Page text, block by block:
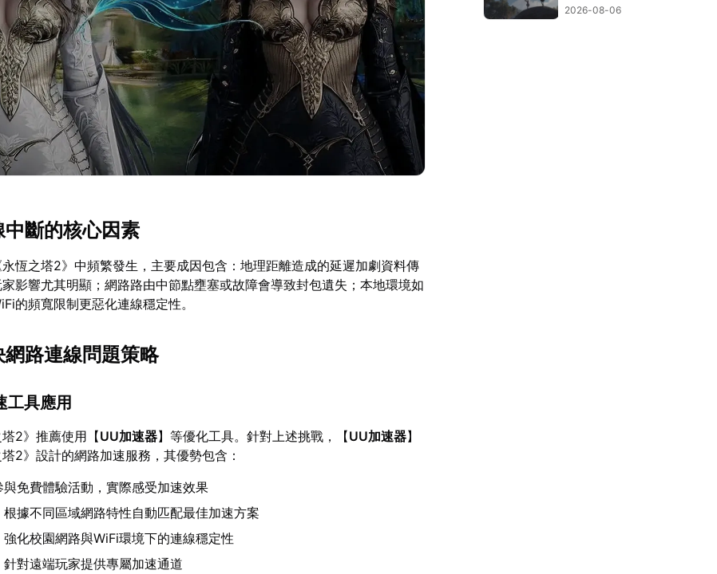
中斷的核心因素
恆之塔2》中頻繁發生，主要成因包含：地理距離造成的延遲加劇資料傳
影響尤其明顯；網路路由中節點壅塞或故障會導致封包遺失；本地環境如
的頻寬限制更惡化連線穩定性。
路連線問題策略
工具應用
2》推薦使用【UU加速器】等優化工具。針對上述挑戰，【UU加速器】
2》設計的網路加速服務，其優勢包含：
與免費體驗活動，實際感受加速效果
根據不同區域網路特性自動匹配最佳加速方案
強化校園網路與WiFi環境下的連線穩定性
針對遠端玩家提供專屬加速通道
玩卡顿困扰！
2026-08-06